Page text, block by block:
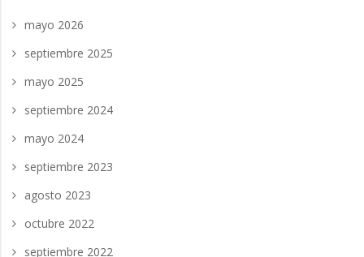
mayo 2026
septiembre 2025
mayo 2025
septiembre 2024
mayo 2024
septiembre 2023
agosto 2023
octubre 2022
septiembre 2022